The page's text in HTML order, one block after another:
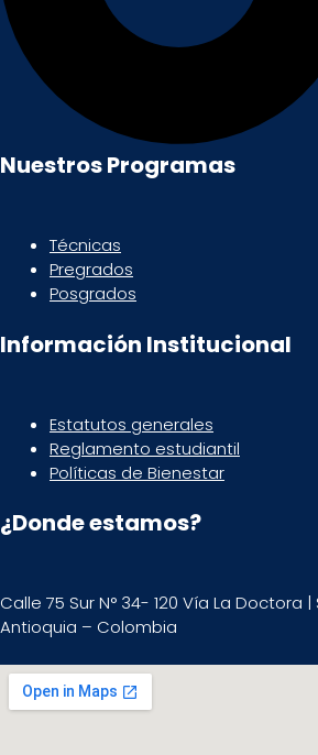
Nuestros Programas
Técnicas
Pregrados
Posgrados
Información Institucional
Estatutos generales
Reglamento estudiantil
Políticas de Bienestar
¿Donde estamos?
Calle 75 Sur N° 34- 120 Vía La Doctora
Antioquia – Colombia